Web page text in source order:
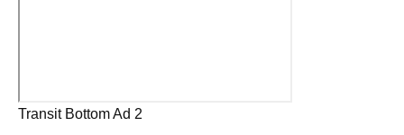
Transit Bottom Ad 2